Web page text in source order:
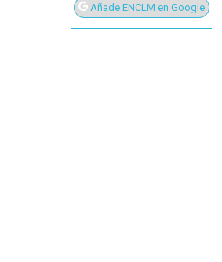
Añade ENCLM en Google